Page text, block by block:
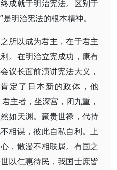
成就于明治宪法。区别于
明治宪法的根本精神。
所以成为君主，在于君主
。在明治立宪成功，康有
议长面前演讲宪法大义，
定了日本新的政体，他
主者，坐深宫，闭九重，
如天渊。豪贵世禄，代持
相谋，彼此自私自利。上
，散漫不相联属。有国之
以仁惠待民，我国士庶皆